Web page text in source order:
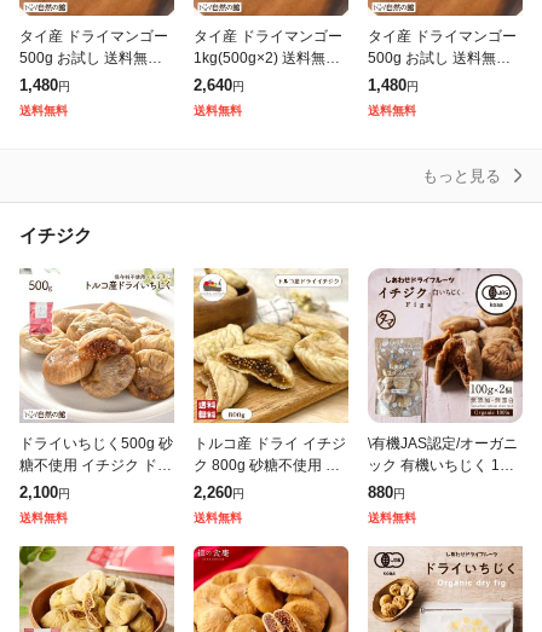
タイ産 ドライマンゴー
500g お試し 送料無料
ドライフルーツ おつま
み おやつ ダイエット
訳あり 形不揃い
1,480円
送料無料
タイ産 ドライマンゴー
1kg(500g×2) 送料無料
ドライフルーツ おつま
み おやつ ダイエット
訳あり 形不揃い
2,640円
送料無料
タイ産 ドライマンゴー
500g お試し 送料無料
ドライフルーツ おつま
み おやつ ダイエット
訳あり 形不揃い
1,480円
送料無料
もっと見る
イチジク
ドライいちじく500g 砂
糖不使用 イチジク ドラ
イフルーツ おつまみ ダ
イエット スイーツ おや
つ 家飲み 宅飲み 非常
食 保
2,100円
送料無料
トルコ産 ドライ イチジ
ク 800g 砂糖不使用 保
存料無添加 フルーツ 無
花果 いちじく フィグ
大粒 肉厚 メール便 送
料無
2,260円
送料無料
\有機JAS認定/オーガニ
ック 有機いちじく 100
g×2個セット ドライイ
チジク ドライいちじく
白いちじく フィグ トル
コ産
880円
送料無料